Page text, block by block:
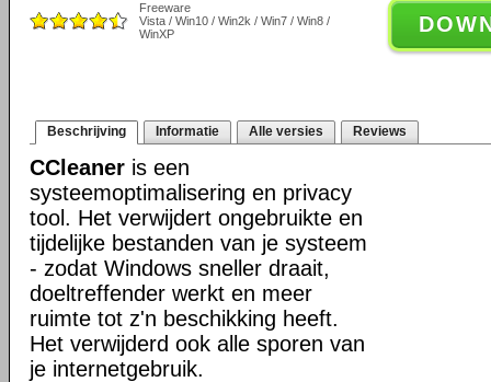
Freeware
Vista / Win10 / Win2k / Win7 / Win8 /
WinXP
Beschrijving Informatie Alle versies Reviews
CCleaner is een
systeemoptimalisering en privacy
tool. Het verwijdert ongebruikte en
tijdelijke bestanden van je systeem
- zodat Windows sneller draait,
doeltreffender werkt en meer
ruimte tot z'n beschikking heeft.
Het verwijderd ook alle sporen van
je internetgebruik.